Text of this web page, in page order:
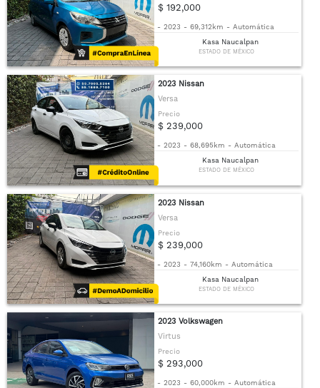
$ 192,000
- 2023 - 69,312km - Automática
Kasa Naucalpan
ESTADO DE MÉXICO
2023 Nissan
Versa
Precio
$ 239,000
- 2023 - 68,695km - Automática
Kasa Naucalpan
ESTADO DE MÉXICO
2023 Nissan
Versa
Precio
$ 239,000
- 2023 - 74,160km - Automática
Kasa Naucalpan
ESTADO DE MÉXICO
2023 Volkswagen
Virtus
Precio
$ 293,000
- 2023 - 60,000km - Automática